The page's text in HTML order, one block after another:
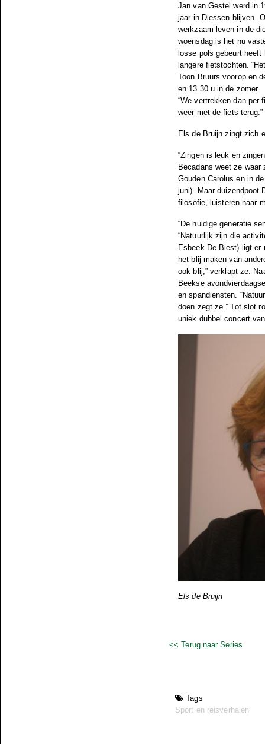
Jan van Gestel werd in
jaar in Diessen blijven.
werkzaam leven in de
woensdag is het nu
losse pols gebeurt heeft
langere fietstochten.
Toon Bruurs voorop en
en 13.30 u in de zomer.
“We vertrekken dan per
weer met de fiets terug.”
Els de Bruijn zingt zich
“Zingen is leuk en
Becadans weet ze waar
Gouden Carolus en in
juni). Maar duizendpoot
filosofie, luisteren naar
“De huidige generatie
“Natuurlijk zijn die
Esbeek-De Biest) ligt er
het blij maken van
ook blij,” verklapt ze.
Beekse
en spandiensten.
doen zegt ze.” Tot slot
uniek dubbel concert
Els de Bruijn
<< Terug naar Series
Tags
Sport en reisverhalen